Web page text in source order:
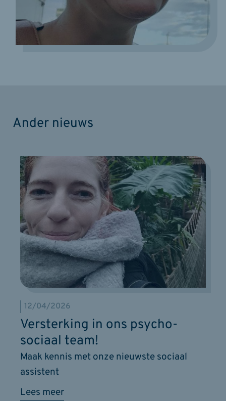
Ander nieuws
Lees meer
Maak kennis met onze nieuwste sociaal
assistent
Versterking in ons psycho-
sociaal team!
12/04/2026